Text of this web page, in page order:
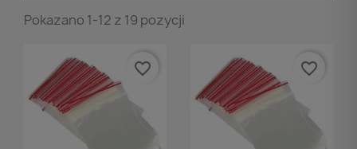
Pokazano 1-12 z 19 pozycji
favorite_border favorite_border